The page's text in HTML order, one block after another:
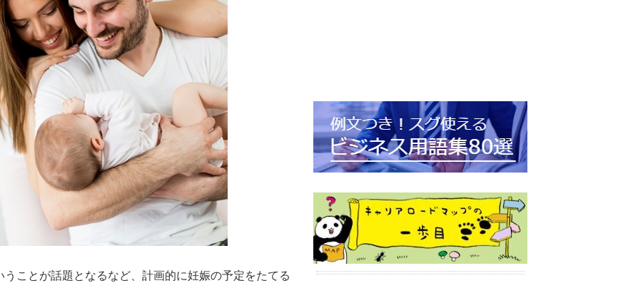
ことが話題となるなど、計画的に妊娠の予定をたてる